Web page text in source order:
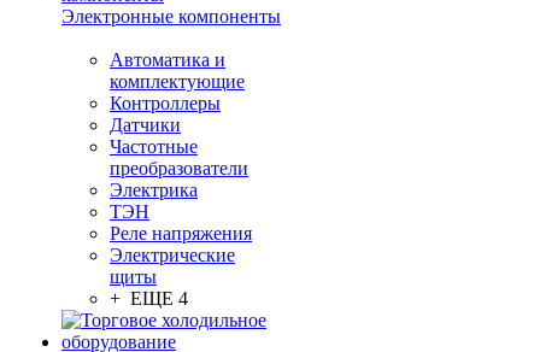
Электронные компоненты
Автоматика и
комплектующие
Контроллеры
Датчики
Частотные
преобразователи
Электрика
ТЭН
Реле напряжения
Электрические
щиты
+ ЕЩЕ 4